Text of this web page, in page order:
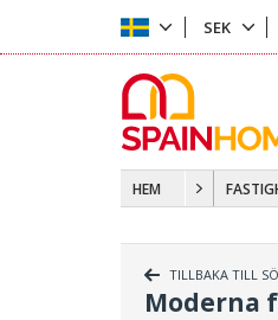
HEM
TILLBAKA TILL
Moderna
SEK